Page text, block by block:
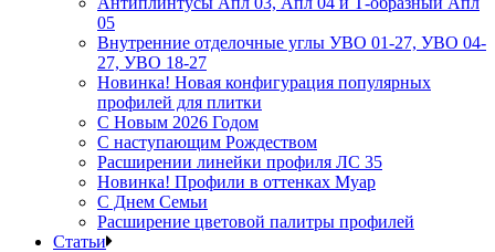
05
Внутренние отделочные углы УВО 01-27, УВО 04-
27, УВО 18-27
Новинка! Новая конфигурация популярных
профилей для плитки
С Новым 2026 Годом
С наступающим Рождеством
Расширении линейки профиля ЛС 35
Новинка! Профили в оттенках Муар
С Днем Семьи
Расширение цветовой палитры профилей
Статьи